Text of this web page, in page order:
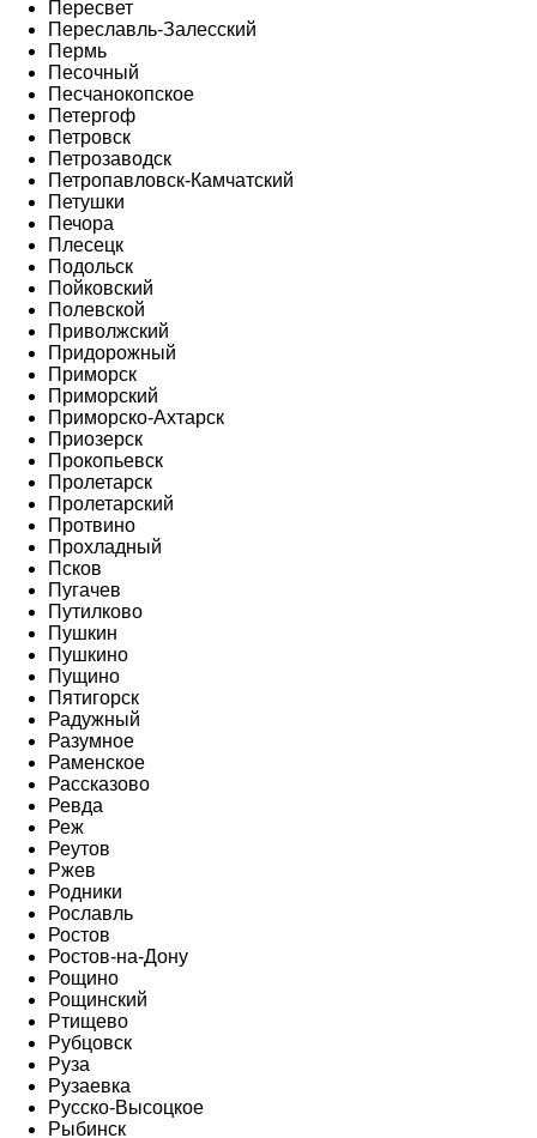
Пересвет
Переславль-Залесский
Пермь
Песочный
Песчанокопское
Петергоф
Петровск
Петрозаводск
Петропавловск-Камчатский
Петушки
Печора
Плесецк
Подольск
Пойковский
Полевской
Приволжский
Придорожный
Приморск
Приморский
Приморско-Ахтарск
Приозерск
Прокопьевск
Пролетарск
Пролетарский
Протвино
Прохладный
Псков
Пугачев
Путилково
Пушкин
Пушкино
Пущино
Пятигорск
Радужный
Разумное
Раменское
Рассказово
Ревда
Реж
Реутов
Ржев
Родники
Рославль
Ростов
Ростов-на-Дону
Рощино
Рощинский
Ртищево
Рубцовск
Руза
Рузаевка
Русско-Высоцкое
Рыбинск